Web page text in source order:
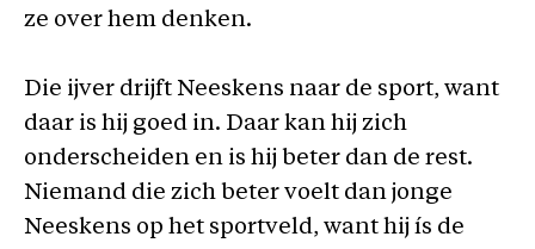
ze over hem denken.
Die ijver drijft Neeskens naar de sport, want
daar is hij goed in. Daar kan hij zich
onderscheiden en is hij beter dan de rest.
Niemand die zich beter voelt dan jonge
Neeskens op het sportveld, want hij ís de